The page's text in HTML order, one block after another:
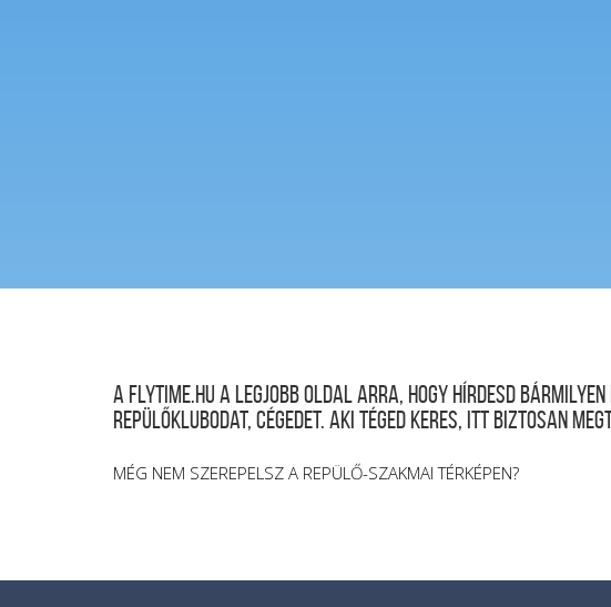
A FLYTIME.HU a legjobb oldal arra, hogy hírdesd
repülőklubodat, cégedet. Aki téged keres, itt biztosan
MÉG NEM SZEREPELSZ A REPÜLŐ-SZAKMAI TÉRKÉPEN?